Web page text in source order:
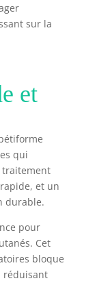
sur la
et
qui
traitement
et un
durable.
pour
Cet
bloque
réduisant